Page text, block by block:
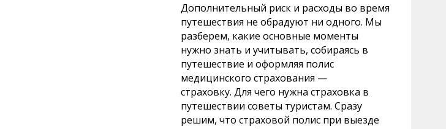
Дополнительный риск и расходы во время
путешествия не обрадуют ни одного. Мы
разберем, какие основные моменты
нужно знать и учитывать, собираясь в
путешествие и оформляя полис
медицинского страхования —
страховку. Для чего нужна страховка в
путешествии советы туристам. Сразу
решим, что страховой полис при выезде